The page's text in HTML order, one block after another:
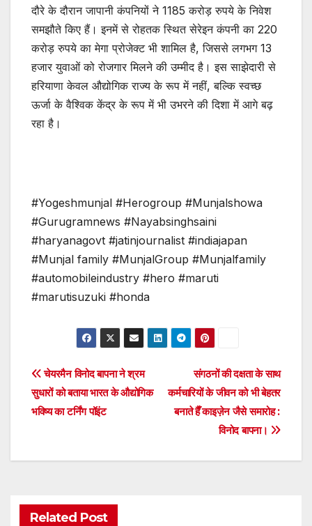
दौरे के दौरान जापानी कंपनियों ने 1185 करोड़ रुपये के निवेश
समझौते किए हैं। इनमें से रोहतक स्थित सेरेइन कंपनी का 220
करोड़ रुपये का मेगा प्रोजेक्ट भी शामिल है, जिससे लगभग 13
हजार युवाओं को रोजगार मिलने की उम्मीद है। इस साझेदारी से
हरियाणा केवल औद्योगिक राज्य के रूप में नहीं, बल्कि स्वच्छ
ऊर्जा के वैश्विक केंद्र के रूप में भी उभरने की दिशा में आगे बढ़
रहा है।
#Yogeshmunjal #Herogroup #Munjalshowa
#Gurugramnews #Nayabsinghsaini
#haryanagovt #jatinjournalist #indiajapan
#Munjal family #MunjalGroup #Munjalfamily
#automobileindustry #hero #maruti
#marutisuzuki #honda
Post
navigation
संगठनों की दक्षता के साथ
कर्मचारियों के जीवन को भी बेहतर
बनाते हैँ काइज़ेन जैसे समारोह :
विनोद बापना।
चेयरमैन विनोद बापना ने श्रम
सुधारों को बताया भारत के औद्योगिक
भविष्य का टर्निंग पॉइंट
Related Post